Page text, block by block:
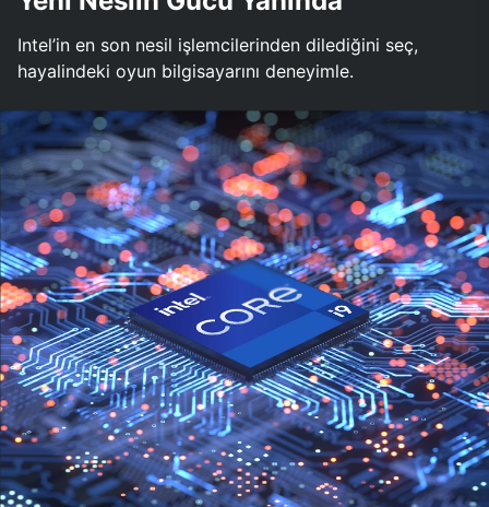
Intel’in en son nesil işlemcilerinden dilediğini seç,
hayalindeki oyun bilgisayarını deneyimle.